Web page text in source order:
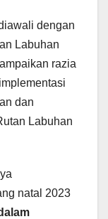
dengan
Labuhan
razia
dan
Labuhan
natal 2023